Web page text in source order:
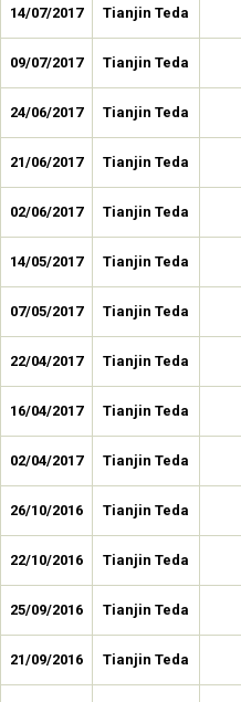
14/07/2017 Tianjin Teda
09/07/2017 Tianjin Teda
24/06/2017 Tianjin Teda
21/06/2017 Tianjin Teda
02/06/2017 Tianjin Teda
14/05/2017 Tianjin Teda
07/05/2017 Tianjin Teda
22/04/2017 Tianjin Teda
16/04/2017 Tianjin Teda
02/04/2017 Tianjin Teda
26/10/2016 Tianjin Teda
22/10/2016 Tianjin Teda
25/09/2016 Tianjin Teda
21/09/2016 Tianjin Teda